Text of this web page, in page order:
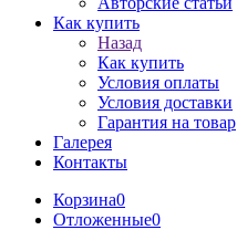
Как купить
Назад
Как купить
Условия оплаты
Условия доставки
Гарантия на товар
Галерея
Контакты
Корзина0
Отложенные0